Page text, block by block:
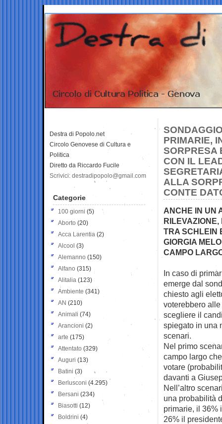
PRIMARIE,
SORPRESA
CON IL
ALLA
CONTE
ANCHE IN UN
TRA SCHLEIN
GIORGIA
CAMPO
In caso di
emerge dal
chiesto agli
voterebbero
scegliere il
spiegato in una
scenari.
Nel primo
campo largo
votare
davanti a
Nell’altro
una probabilità
primarie, il 36%
26% il
Destra di Popolo.net
Circolo Genovese di Cultura e
Politica
Diretto da Riccardo Fucile
Scrivici: destradipopolo@gmail.com
Categorie
100 giorni (5)
Aborto (20)
Acca Larentia (2)
Alcool (3)
Alemanno (150)
Alfano (315)
Alitalia (123)
Ambiente (341)
AN (210)
Animali (74)
Arancioni (2)
arte (175)
Attentato (329)
Auguri (13)
Batini (3)
Berlusconi (4.295)
Bersani (234)
Biasotti (12)
Boldrini (4)